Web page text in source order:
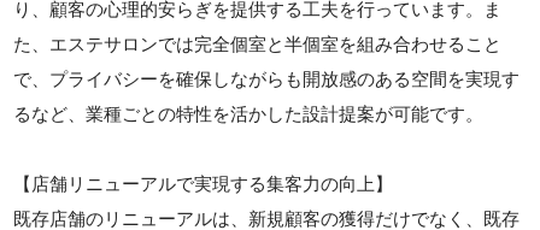
り、顧客の心理的安らぎを提供する工夫を行っています。ま
た、エステサロンでは完全個室と半個室を組み合わせること
で、プライバシーを確保しながらも開放感のある空間を実現す
るなど、業種ごとの特性を活かした設計提案が可能です。
【店舗リニューアルで実現する集客力の向上】
既存店舗のリニューアルは、新規顧客の獲得だけでなく、既存